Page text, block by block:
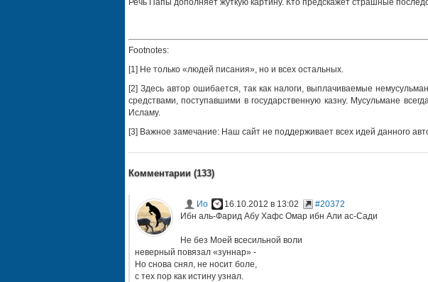
Речь Папы дополняет жуткую картину. Кто предскажет страшные
Footnotes:
[1] Не только «людей писания», но и всех остальных.
[2] Здесь автор ошибается, так как налоги, выплачиваемые
средствами, поступавшими в государственную казну. Мусульмане
Исламу.
[3] Важное замечание: Наш сайт не поддерживает всех идей данного
Комментарии (133)
Ио 16.10.2012 в 13:02
#20372
Ибн аль-Фарид Абу Хафс Омар ибн Али ас-Сади
Не без Моей всесильной воли
неверный повязал «зуннар» -
Но снова снял, не носит боле,
с тех пор как истину узнал.